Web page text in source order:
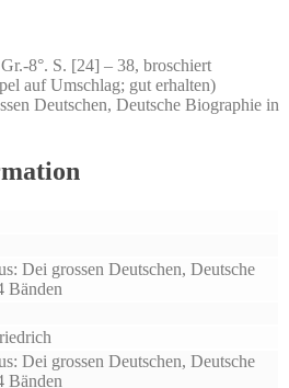
8°. S. [24] – 38, broschiert
auf Umschlag; gut erhalten)
Deutschen, Deutsche Biographie in
Dei grossen Deutschen, Deutsche
Bänden
Dei grossen Deutschen, Deutsche
Bänden